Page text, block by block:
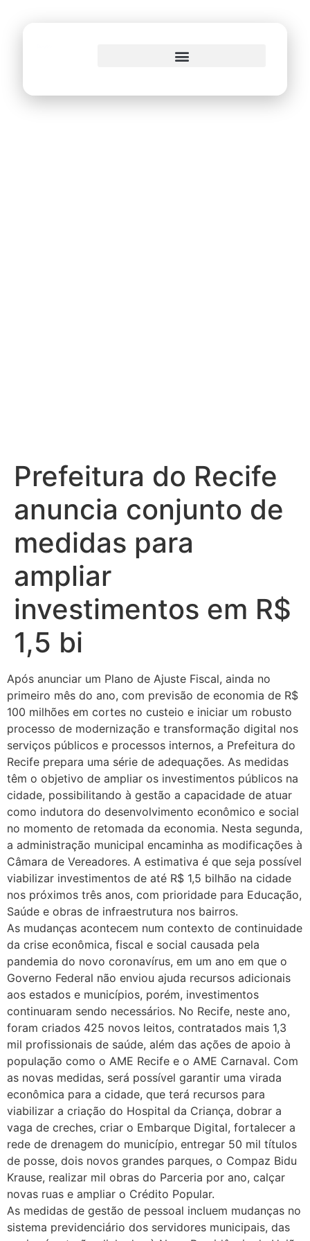
Prefeitura do Recife
anuncia conjunto de
medidas para
ampliar
investimentos em R$
1,5 bi
Após anunciar um Plano de Ajuste Fiscal, ainda no
primeiro mês do ano, com previsão de economia de R$
100 milhões em cortes no custeio e iniciar um robusto
processo de modernização e transformação digital nos
serviços públicos e processos internos, a Prefeitura do
Recife prepara uma série de adequações. As medidas
têm o objetivo de ampliar os investimentos públicos na
cidade, possibilitando à gestão a capacidade de atuar
como indutora do desenvolvimento econômico e social
no momento de retomada da economia. Nesta segunda,
a administração municipal encaminha as modificações à
Câmara de Vereadores. A estimativa é que seja possível
viabilizar investimentos de até R$ 1,5 bilhão na cidade
nos próximos três anos, com prioridade para Educação,
Saúde e obras de infraestrutura nos bairros.
As mudanças acontecem num contexto de continuidade
da crise econômica, fiscal e social causada pela
pandemia do novo coronavírus, em um ano em que o
Governo Federal não enviou ajuda recursos adicionais
aos estados e municípios, porém, investimentos
continuaram sendo necessários. No Recife, neste ano,
foram criados 425 novos leitos, contratados mais 1,3
mil profissionais de saúde, além das ações de apoio à
população como o AME Recife e o AME Carnaval. Com
as novas medidas, será possível garantir uma virada
econômica para a cidade, que terá recursos para
viabilizar a criação do Hospital da Criança, dobrar a
vaga de creches, criar o Embarque Digital, fortalecer a
rede de drenagem do município, entregar 50 mil títulos
de posse, dois novos grandes parques, o Compaz Bidu
Krause, realizar mil obras do Parceria por ano, calçar
novas ruas e ampliar o Crédito Popular.
As medidas de gestão de pessoal incluem mudanças no
sistema previdenciário dos servidores municipais, das